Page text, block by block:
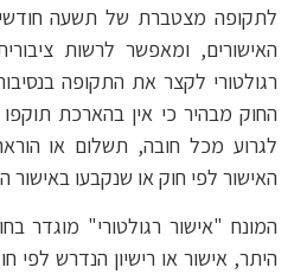
לתקופה מצטברת של תשעה
האישורים, ומאפשר לרשות
רגולטורי לקצר את התקופה
החוק מבהיר כי אין בהארכת תוקפו
לגרוע מכל חובה, תשלום או
האישור לפי חוק או שנקבעו באישור
המונח "אישור רגולטורי" מוגדר
היתר, אישור או רישיון הנדרש לפי